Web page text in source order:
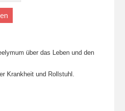
über das Leben und den
Krankheit und Rollstuhl.